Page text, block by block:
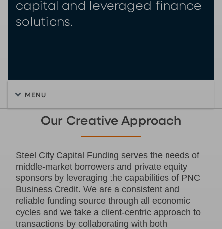
capital and leveraged finance
solutions.
MENU
Our Creative Approach
Steel City Capital Funding serves the needs of
middle-market borrowers and private equity
sponsors by leveraging the capabilities of PNC
Business Credit. We are a consistent and
reliable funding source through all economic
cycles and we take a client-centric approach to
transactions by collaborating with both